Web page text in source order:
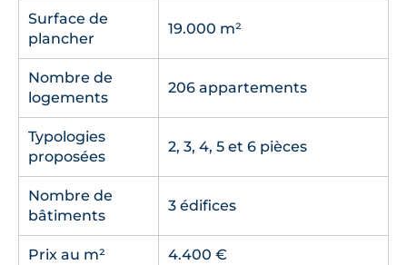
Surface de
plancher
19.000 m²
Nombre de
logements
206 appartements
Typologies
proposées
2, 3, 4, 5 et 6 pièces
Nombre de
bâtiments
3 édifices
Prix au m² 4.400 €